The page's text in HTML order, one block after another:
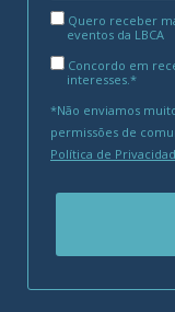
Quero receber
eventos da LBCA
Concordo em
interesses.*
*Não enviamos
permissões de
Política de